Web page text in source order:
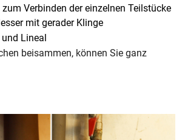
Verbinden der einzelnen Teilstücke
mit gerader Klinge
Lineal
beisammen, können Sie ganz